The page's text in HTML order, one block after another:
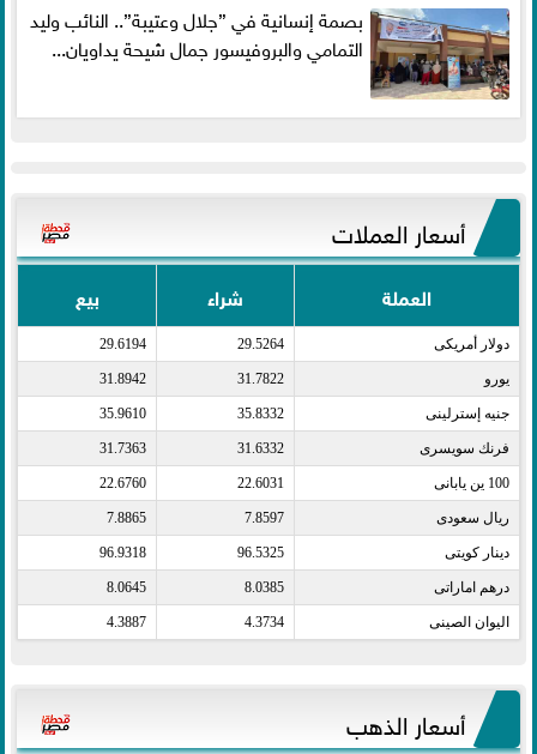
بصمة إنسانية في ”جلال وعتيبة”.. النائب وليد
التمامي والبروفيسور جمال شيحة يداويان...
أسعار العملات
العملة شراء بيع
دولار أمريكى​ 29.5264
29.6194
يورو​ 31.7822
31.8942
جنيه إسترلينى​ 35.8332
35.9610
فرنك سويسرى​ 31.6332
31.7363
100 ين يابانى​ 22.6031
22.6760
ريال سعودى​ 7.8597
7.8865
دينار كويتى​ 96.5325
96.9318
درهم اماراتى​ 8.0385
8.0645
اليوان الصينى​ 4.3734
4.3887
أسعار الذهب